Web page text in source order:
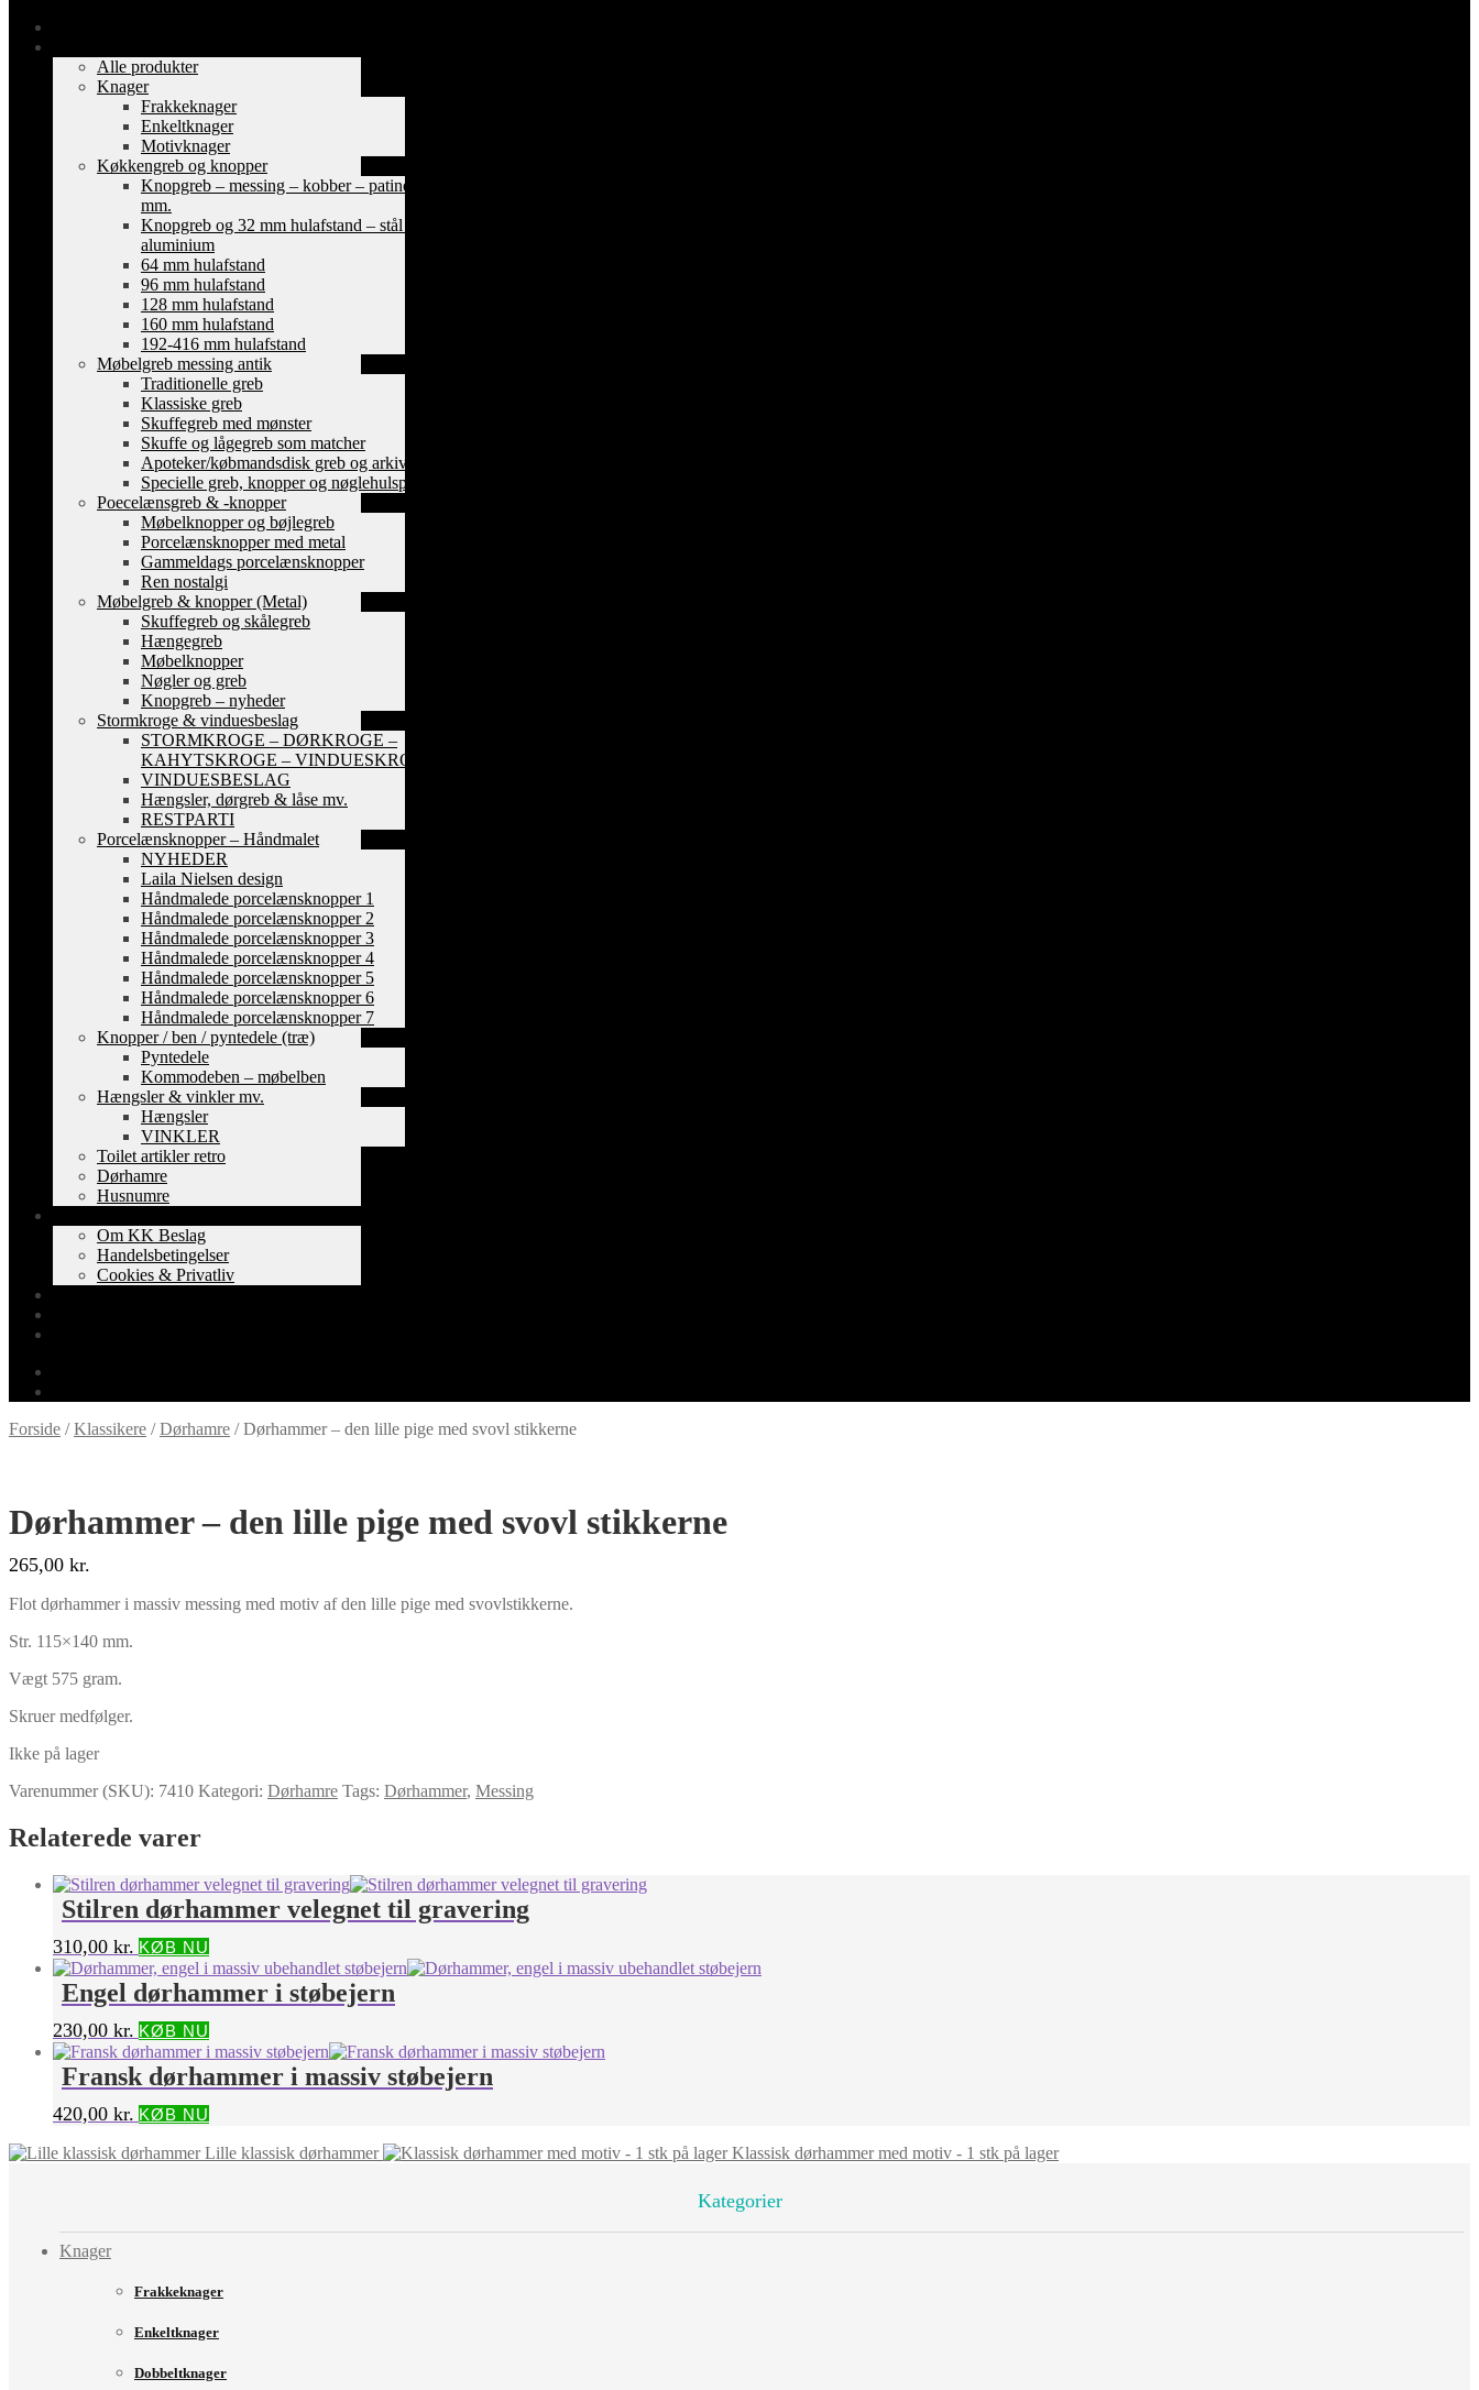
Alle produkter
Knager
Frakkeknager
Enkeltknager
Motivknager
Køkkengreb og knopper
Knopgreb – messing – kobber – patinerede
mm.
Knopgreb og 32 mm hulafstand – stål og
aluminium
64 mm hulafstand
96 mm hulafstand
128 mm hulafstand
160 mm hulafstand
192-416 mm hulafstand
Møbelgreb messing antik
Traditionelle greb
Klassiske greb
Skuffegreb med mønster
Skuffe og lågegreb som matcher
Apoteker/købmandsdisk greb og arkiv skilte
Specielle greb, knopper og nøglehulsplader
Poecelænsgreb & -knopper
Møbelknopper og bøjlegreb
Porcelænsknopper med metal
Gammeldags porcelænsknopper
Ren nostalgi
Møbelgreb & knopper (Metal)
Skuffegreb og skålegreb
Hængegreb
Møbelknopper
Nøgler og greb
Knopgreb – nyheder
Stormkroge & vinduesbeslag
STORMKROGE – DØRKROGE –
KAHYTSKROGE – VINDUESKROGE
VINDUESBESLAG
Hængsler, dørgreb & låse mv.
RESTPARTI
Porcelænsknopper – Håndmalet
NYHEDER
Laila Nielsen design
Håndmalede porcelænsknopper 1
Håndmalede porcelænsknopper 2
Håndmalede porcelænsknopper 3
Håndmalede porcelænsknopper 4
Håndmalede porcelænsknopper 5
Håndmalede porcelænsknopper 6
Håndmalede porcelænsknopper 7
Knopper / ben / pyntedele (træ)
Pyntedele
Kommodeben – møbelben
Hængsler & vinkler mv.
Hængsler
VINKLER
Toilet artikler retro
Dørhamre
Husnumre
Om KK Beslag
Handelsbetingelser
Cookies & Privatliv
Forside /Klassikere /Dørhamre /Dørhammer – den lille pige med svovl stikkerne
Dørhammer – den lille pige med svovl stikkerne
265,00 kr.
Flot dørhammer i massiv messing med motiv af den lille pige med svovlstikkerne.
Str. 115×140 mm.
Vægt 575 gram.
Skruer medfølger.
Ikke på lager
Varenummer (SKU): 7410 Kategori: Dørhamre Tags: Dørhammer, Messing
Relaterede varer
Stilren dørhammer velegnet til gravering
310,00 kr. KØB NU
Engel dørhammer i støbejern
230,00 kr. KØB NU
Fransk dørhammer i massiv støbejern
420,00 kr. KØB NU
Lille klassisk dørhammer Klassisk dørhammer med motiv - 1 stk på lager
Kategorier
Knager
Frakkeknager
Enkeltknager
Dobbeltknager